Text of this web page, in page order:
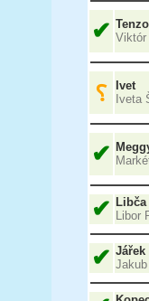
✔ Viktór
⸮
Ivet
Iveta
✔
✔ Libča
Libor
✔ Jářek